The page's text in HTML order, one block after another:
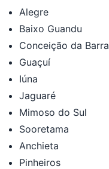
Alegre
Baixo Guandu
Conceição da Barra
Guaçuí
Iúna
Jaguaré
Mimoso do Sul
Sooretama
Anchieta
Pinheiros